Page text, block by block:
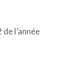
l’année